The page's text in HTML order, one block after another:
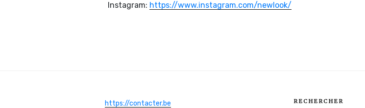
Instagram: https://www.instagram.com/newlook/
https://contacter.be RECHERCHER